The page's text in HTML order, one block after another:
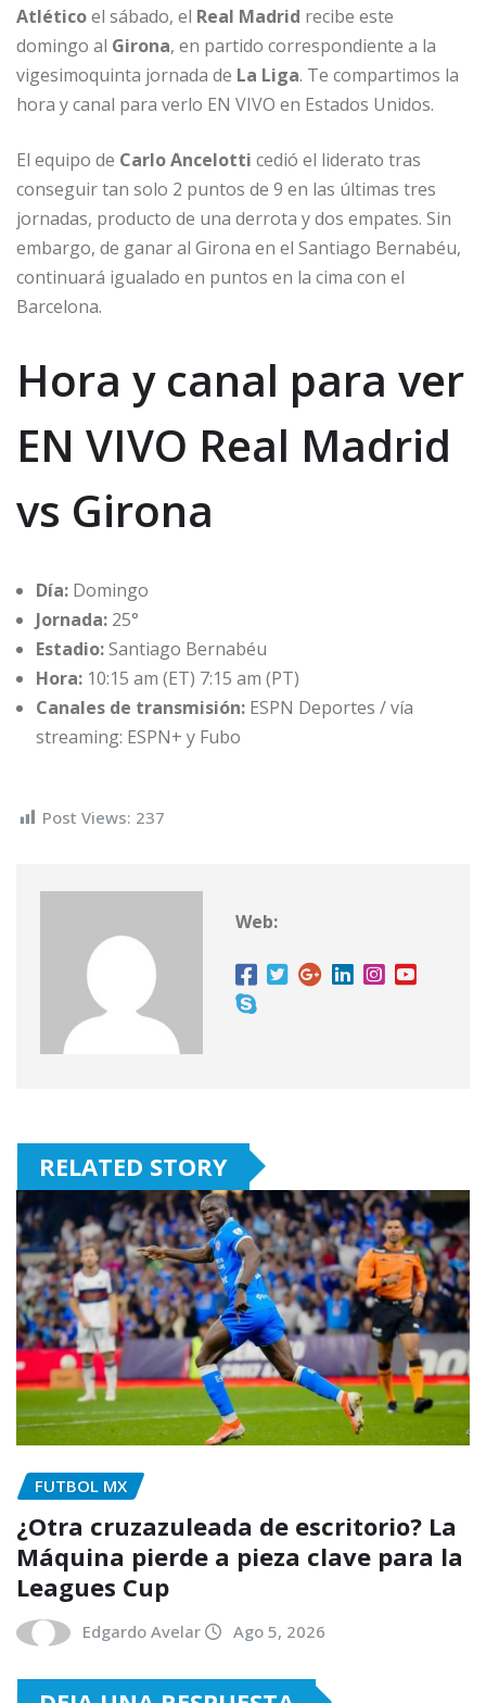
Atléticoel sábado, el Real Madrid recibe este
domingo al Girona, en partido correspondiente a la
vigesimoquinta jornada de La Liga. Te compartimos la
hora y canal para verlo EN VIVO en Estados Unidos.
El equipo de Carlo Ancelotti cedió el liderato tras
conseguir tan solo 2 puntos de 9 en las últimas tres
jornadas, producto de una derrota y dos empates. Sin
embargo, de ganar al Girona en el Santiago Bernabéu,
continuará igualado en puntos en la cima con el
Barcelona.
Hora y canal para ver
EN VIVO Real Madrid
vs Girona
Día: Domingo
Jornada: 25°
Estadio:Santiago Bernabéu
Hora: 10:15 am (ET) 7:15 am (PT)
Canales de transmisión: ESPN Deportes / vía
streaming: ESPN+ y Fubo
Post Views: 237
Web:
RELATED STORY
FUTBOL MX
¿Otra cruzazuleada de escritorio? La
Máquina pierde a pieza clave para la
Leagues Cup
Edgardo Avelar Ago 5, 2026